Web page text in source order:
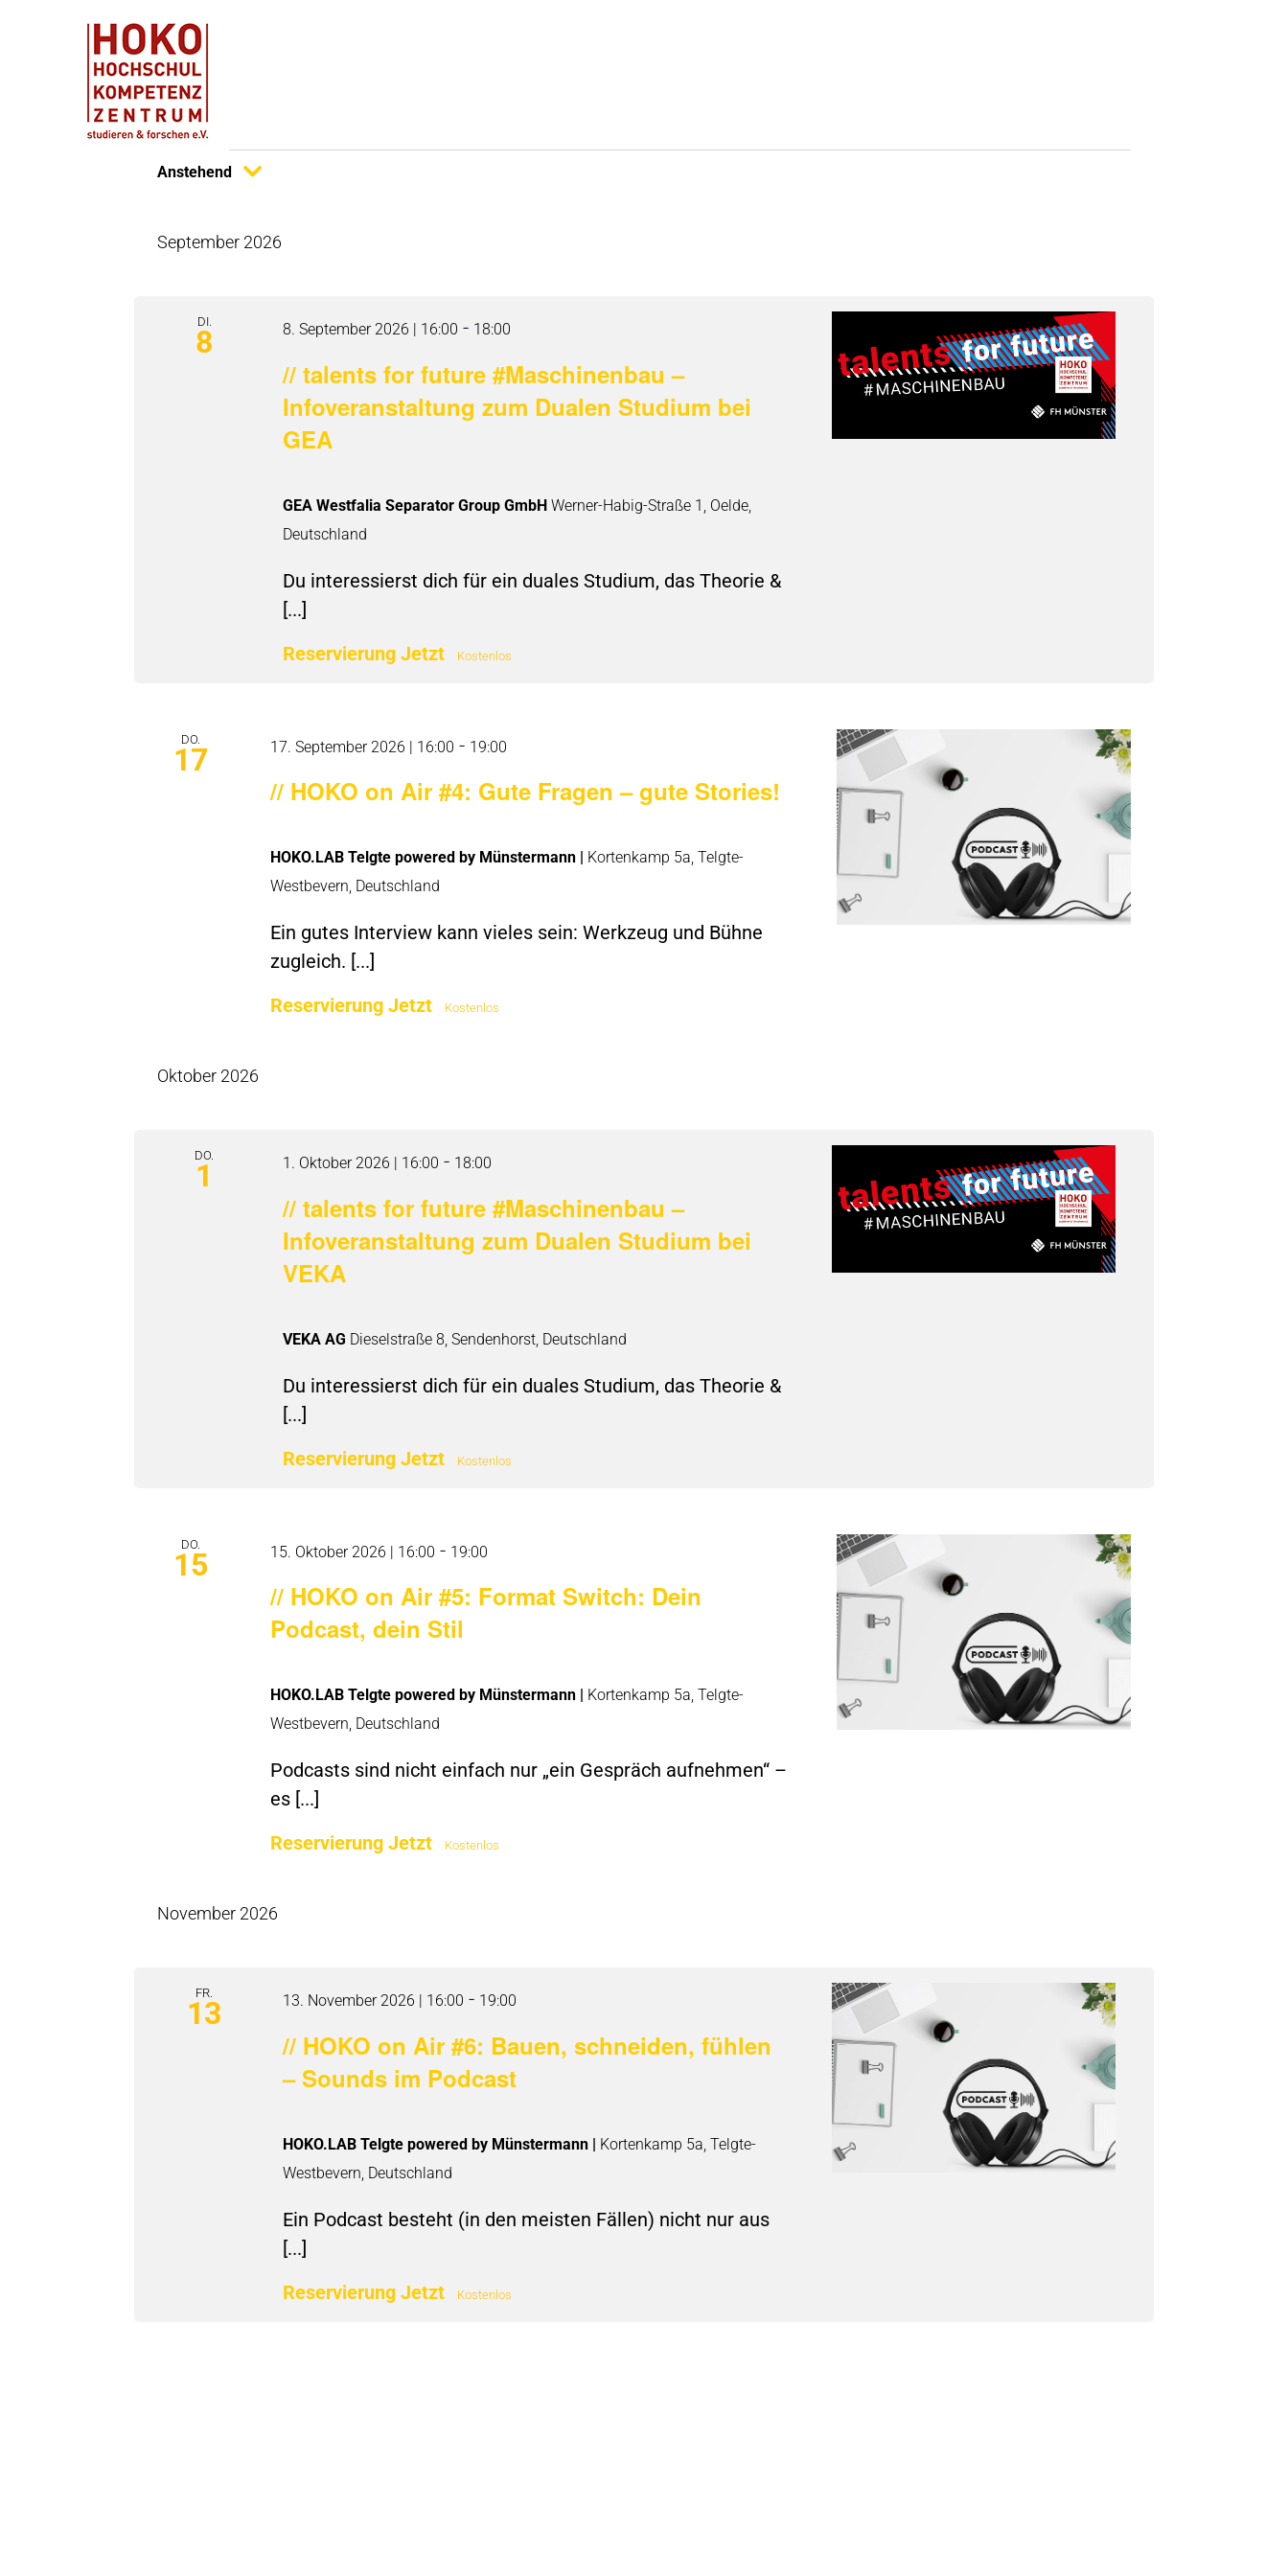
Veranstaltungen
Anstehend
wählen.
September 2026
DI.
8
// talents for future #Maschinenbau –
Infoveranstaltung zum Dualen Studium bei
GEA
8. September 2026 | 16:00 - 18:00
GEA Westfalia Separator Group GmbH Werner-Habig-Straße 1, Oelde,
Deutschland
Du interessierst dich für ein duales Studium, das Theorie &
[...]
Reservierung Jetzt
Kostenlos
DO.
17
// HOKO on Air #4: Gute Fragen – gute Stories!
17. September 2026 | 16:00 - 19:00
HOKO.LAB Telgte powered by Münstermann | Kortenkamp 5a, Telgte-
Westbevern, Deutschland
Ein gutes Interview kann vieles sein: Werkzeug und Bühne
zugleich. [...]
Reservierung Jetzt
Kostenlos
Oktober 2026
DO.
1
// talents for future #Maschinenbau –
Infoveranstaltung zum Dualen Studium bei
VEKA
1. Oktober 2026 | 16:00 - 18:00
VEKA AG Dieselstraße 8, Sendenhorst, Deutschland
Du interessierst dich für ein duales Studium, das Theorie &
[...]
Reservierung Jetzt
Kostenlos
DO.
15
// HOKO on Air #5: Format Switch: Dein
Podcast, dein Stil
15. Oktober 2026 | 16:00 - 19:00
HOKO.LAB Telgte powered by Münstermann | Kortenkamp 5a, Telgte-
Westbevern, Deutschland
Podcasts sind nicht einfach nur „ein Gespräch aufnehmen“ –
es [...]
Reservierung Jetzt
Kostenlos
November 2026
FR.
13
// HOKO on Air #6: Bauen, schneiden, fühlen
– Sounds im Podcast
13. November 2026 | 16:00 - 19:00
HOKO.LAB Telgte powered by Münstermann | Kortenkamp 5a, Telgte-
Westbevern, Deutschland
Ein Podcast besteht (in den meisten Fällen) nicht nur aus
[...]
Reservierung Jetzt
Kostenlos